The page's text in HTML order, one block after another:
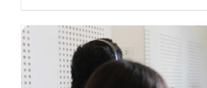
AÑADIR AL CARRITO